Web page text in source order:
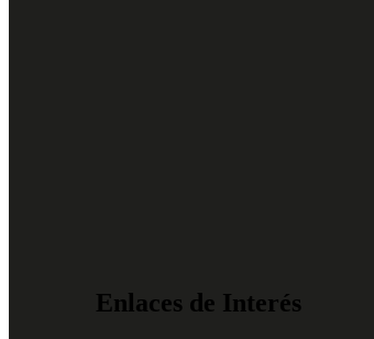
Enlaces de Interés